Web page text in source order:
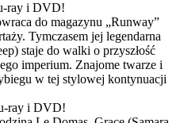
ray i DVD!
do magazynu „Runway”
Tymczasem jej legendarna
staje do walki o przyszłość
imperium. Znajome twarze i
w tej stylowej kontynuacji
ray i DVD!